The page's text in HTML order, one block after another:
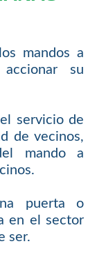
mandos a
su
servicio de
de vecinos,
mando a
puerta o
en el sector
ser.